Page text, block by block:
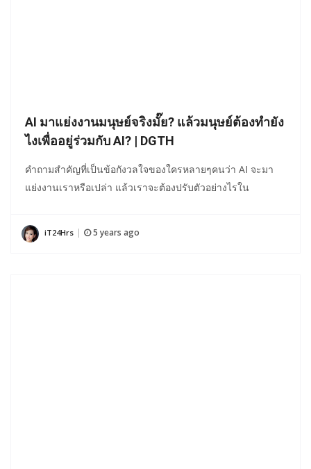
AI มาแย่งงานมนุษย์จริงมั๊ย? แล้วมนุษย์ต้องทำยัง
ไงเพื่ออยู่ร่วมกับ AI? | DGTH
คำถามสำคัญที่เป็นข้อกังวลใจของใครหลายๆคนว่า AI จะมา
แย่งงานเราหรือเปล่า แล้วเราจะต้องปรับตัวอย่างไรใน
iT24Hrs 5 years ago